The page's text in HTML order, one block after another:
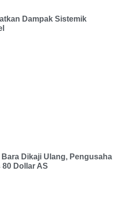
Dampak Sistemik
Bara Dikaji Ulang, Pengusaha
Dollar AS